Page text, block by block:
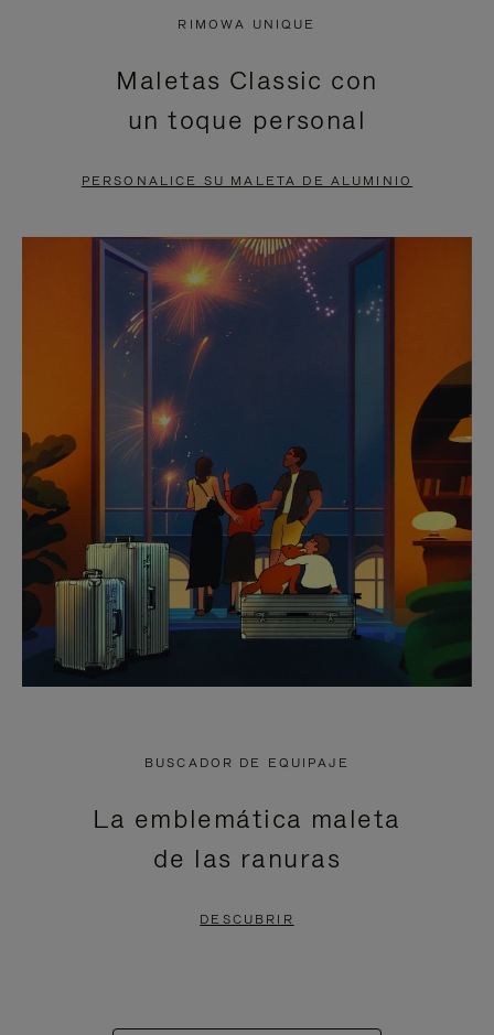
PAUSADO,
PULSE
PARA
ESTÁ
DESACTIVADO:
PULSE
ACTIVARLO.
RIMOWA UNIQUE
Maletas Classic con
un toque personal
PERSONALICE SU MALETA DE ALUMINIO
BUSCADOR DE EQUIPAJE
La emblemática maleta
de las ranuras
DESCUBRIR